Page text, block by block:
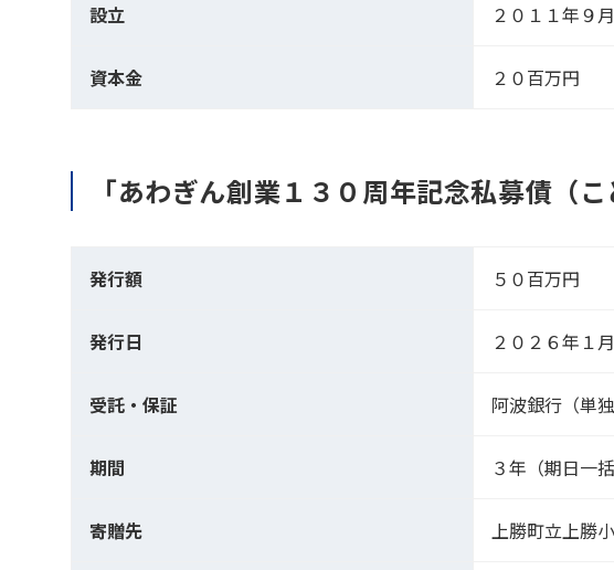
設立 ２０１１年９
資本金 ２０百万円
「あわぎん創業１３０周年記念私募債（
発行額 ５０百万円
発行日 ２０２６年１
受託・保証 阿波銀行（単独
期間 ３年（期日一括
寄贈先 上勝町立上勝